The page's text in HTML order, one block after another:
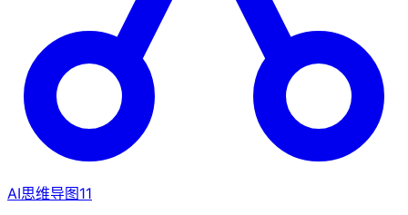
AI思维导图11